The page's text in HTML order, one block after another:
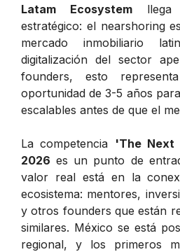
Latam Ecosystemllega
estratégico: el nearshoring
mercado inmobiliario
digitalización del sector
founders, esto
oportunidad de 3-5 años
escalables antes de que el
La competencia 'The Next
2026 es un punto de
valor real está en la
ecosistema: mentores,
y otros founders que están
similares. México se está
regional, y los primeros